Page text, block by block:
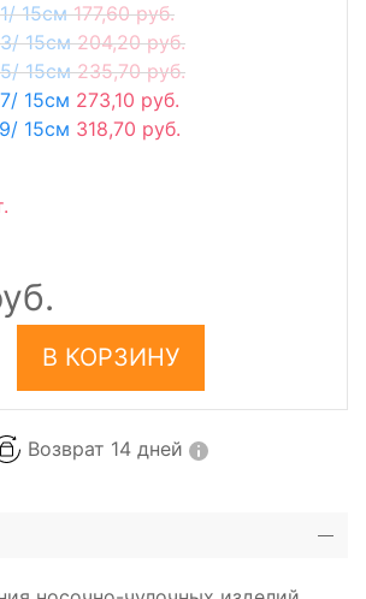
15см177,60 руб.
15см204,20 руб.
15см235,70 руб.
15см 273,10 руб.
15см 318,70 руб.
В КОРЗИНУ
Возврат 14 дней